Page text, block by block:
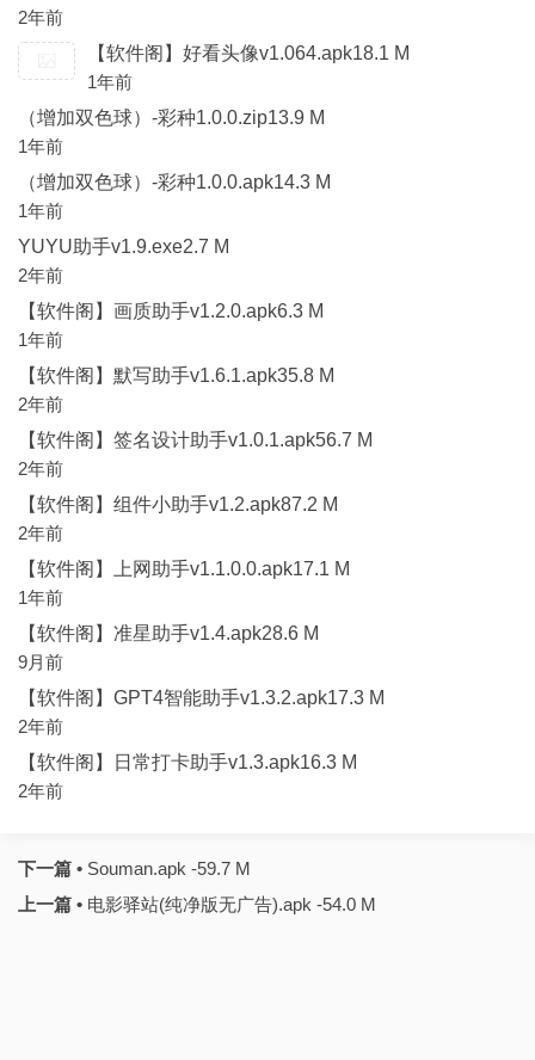
2年前
【软件阁】好看头像v1.064.apk18.1 M
1年前
（增加双色球）-彩种1.0.0.zip13.9 M
1年前
（增加双色球）-彩种1.0.0.apk14.3 M
1年前
YUYU助手v1.9.exe2.7 M
2年前
【软件阁】画质助手v1.2.0.apk6.3 M
1年前
【软件阁】默写助手v1.6.1.apk35.8 M
2年前
【软件阁】签名设计助手v1.0.1.apk56.7 M
2年前
【软件阁】组件小助手v1.2.apk87.2 M
2年前
【软件阁】上网助手v1.1.0.0.apk17.1 M
1年前
【软件阁】准星助手v1.4.apk28.6 M
9月前
【软件阁】GPT4智能助手v1.3.2.apk17.3 M
2年前
【软件阁】日常打卡助手v1.3.apk16.3 M
2年前
下一篇 • Souman.apk -59.7 M
上一篇 • 电影驿站(纯净版无广告).apk -54.0 M